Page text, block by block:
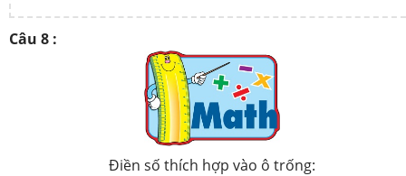
Câu 8 :
Điền số thích hợp vào ô trống: